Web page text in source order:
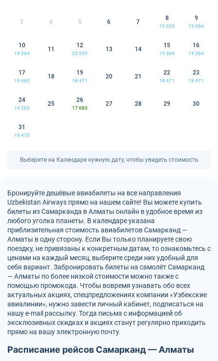
3 4 5 6 7
8
19 265
9
19 364
10
19 364
11
12
22 539
13 14
15
19 364
16
19 364
17
19 460
18
19
18 471
20 21
22
18 471
23
18 471
24
19 265
25
26
17 683
27 28 29 30
31
18 470
Выберите на Календаре нужную дату, чтобы увидеть стоимость
Бронируйте дешёвые авиабилеты на все направления
Uzbekistan Airways прямо на нашем сайте! Вы можете купить
билеты из Самарканда в Алматы онлайн в удобное время из
любого уголка планеты. В календаре указана
приблизительная стоимость авиабилетов Самарканд —
Алматы в одну сторону. Если Вы только планируете свою
поездку, не привязаны к конкретным датам, то ознакомьтесь с
ценами на каждый месяц, выберите среди них удобный для
себя вариант. Забронировать билеты на самолёт Самарканд
— Алматы по более низкой стоимости можно также с
помощью промокода. Чтобы вовремя узнавать обо всех
актуальных акциях, спецпредложениях компании «Узбекские
авиалинии», нужно завести личный кабинет, подписаться на
нашу e-mail рассылку. Тогда письма с информацией об
эксклюзивных скидках и акциях станут регулярно приходить
прямо на вашу электронную почту.
Расписание рейсов Самарканд — Алматы